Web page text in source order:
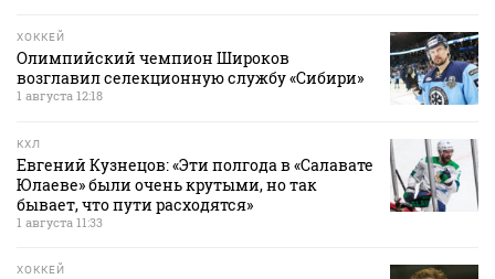
ХОККЕЙ
Олимпийский чемпион Широков
возглавил селекционную службу «Сибири»
1 августа 12:18
КХЛ
Евгений Кузнецов: «Эти полгода в «Салавате
Юлаеве» были очень крутыми, но так
бывает, что пути расходятся»
1 августа 11:33
ХОККЕЙ